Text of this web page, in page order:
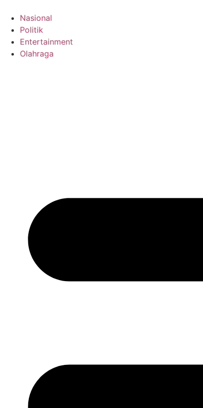
content
Nasional
Politik
Entertainment
Olahraga